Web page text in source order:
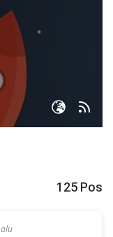
125 Pos